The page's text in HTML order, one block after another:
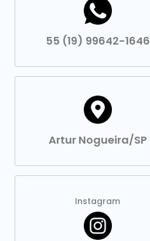
55 (19) 99642-1646
Artur Nogueira/SP
Instagram